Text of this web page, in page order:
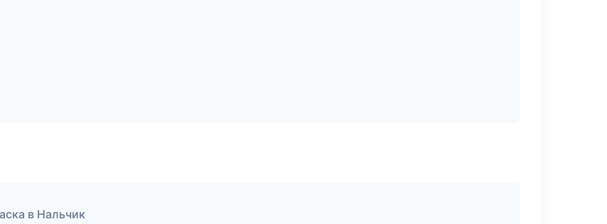
в Нальчик